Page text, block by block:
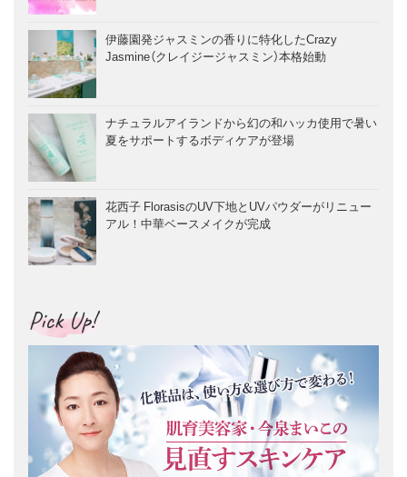
伊藤園発ジャスミンの香りに特化したCrazy
Jasmine（クレイジージャスミン）本格始動
ナチュラルアイランドから幻の和ハッカ使用で暑い
夏をサポートするボディケアが登場
花西子 FlorasisのUV下地とUVパウダーがリニュー
アル！中華ベースメイクが完成
Pick Up!